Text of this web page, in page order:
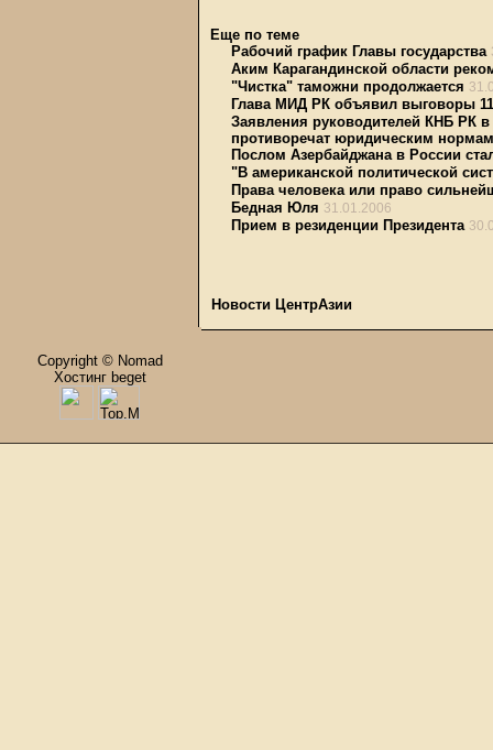
Еще по теме
Рабочий график Главы государства
Аким Карагандинской области
"Чистка" таможни продолжается
Глава МИД РК объявил выговоры
Заявления руководителей КНБ РК
противоречат юридическим нормам
Послом Азербайджана в России
"В американской политической
Права человека или право
Бедная Юля 31.01.2006
Прием в резиденции Президента
Новости ЦентрАзии
Copyright © Nomad
Хостинг beget